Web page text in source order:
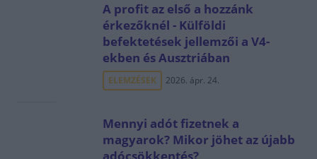
A profit az első a hozzánk
érkezőknél - Külföldi
befektetések jellemzői a V4-
ekben és Ausztriában
ELEMZÉSEK 2026. ápr. 24.
Mennyi adót fizetnek a
magyarok? Mikor jöhet az újabb